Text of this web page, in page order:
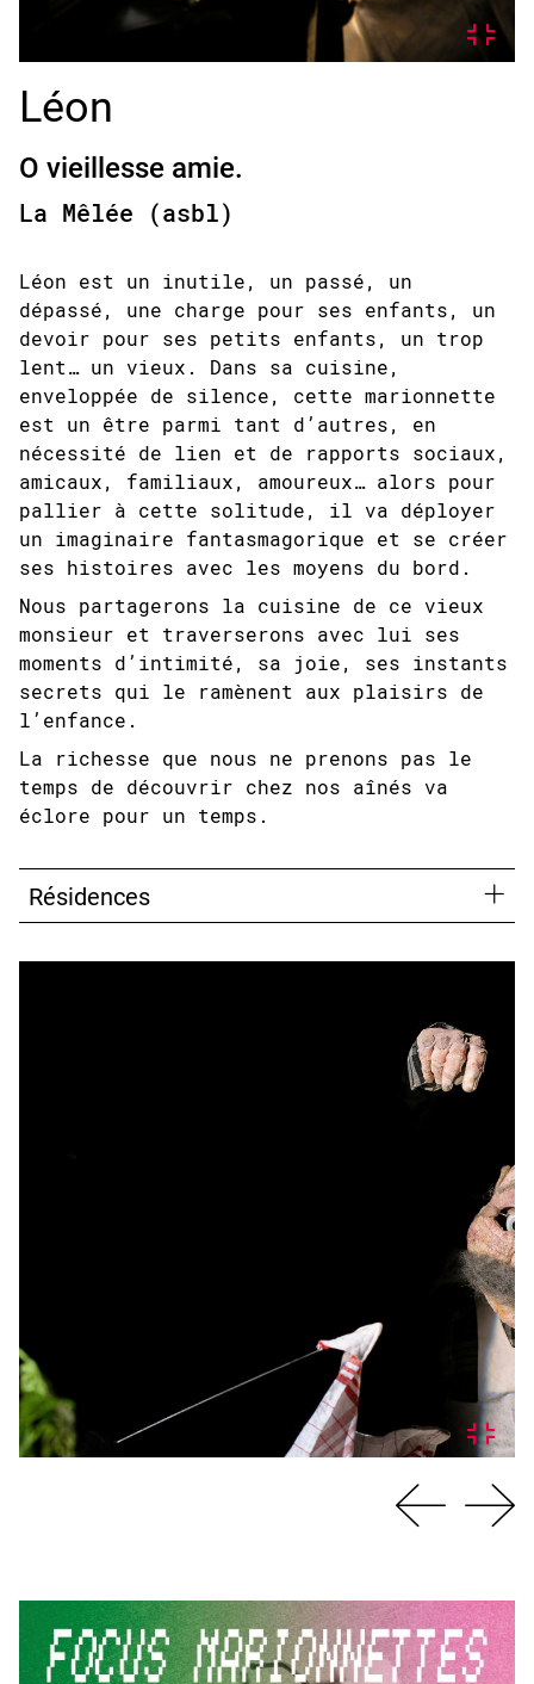
Léon
O vieillesse amie.
La Mêlée (asbl)
Léon est un inutile, un passé, un
dépassé, une charge pour ses enfants, un
devoir pour ses petits enfants, un trop
lent… un vieux. Dans sa cuisine,
enveloppée de silence, cette marionnette
est un être parmi tant d’autres, en
nécessité de lien et de rapports sociaux,
amicaux, familiaux, amoureux… alors pour
pallier à cette solitude, il va déployer
un imaginaire fantasmagorique et se créer
ses histoires avec les moyens du bord.
Nous partagerons la cuisine de ce vieux
monsieur et traverserons avec lui ses
moments d’intimité, sa joie, ses instants
secrets qui le ramènent aux plaisirs de
l’enfance.
La richesse que nous ne prenons pas le
temps de découvrir chez nos aînés va
éclore pour un temps.
Résidences